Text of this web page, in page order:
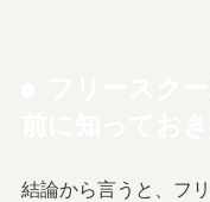
結論から言うと、フ